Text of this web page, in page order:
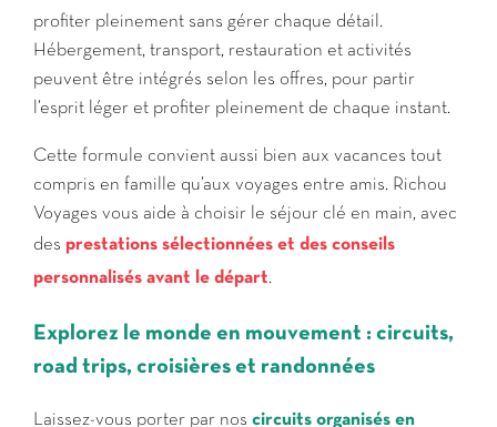
profiter pleinement sans gérer chaque détail.
Hébergement, transport, restauration et activités
peuvent être intégrés selon les offres, pour partir
l’esprit léger et profiter pleinement de chaque instant.
Cette formule convient aussi bien aux vacances tout
compris en famille qu’aux voyages entre amis. Richou
Voyages vous aide à choisir le séjour clé en main, avec
des prestations sélectionnées et des conseils
personnalisés avant le départ.
Explorez le monde en mouvement : circuits,
road trips, croisières et randonnées
Laissez-vous porter par nos circuits organisés en